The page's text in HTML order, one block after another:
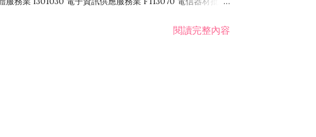
閱讀完整內容